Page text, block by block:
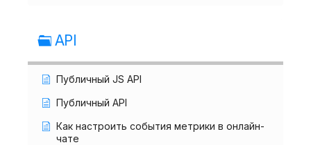
API
Публичный JS API
Публичный API
Как настроить события метрики в онлайн-
чате